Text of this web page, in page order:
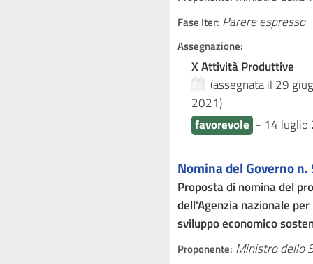
Fase Iter: Parere espresso
Assegnazione:
X Attività Produttive
(assegnata il 29
2021)
favorevole - 14 luglio
Nomina del Governo n.
Proposta di nomina del
dell'Agenzia nazionale
sviluppo economico
Proponente: Ministro dello